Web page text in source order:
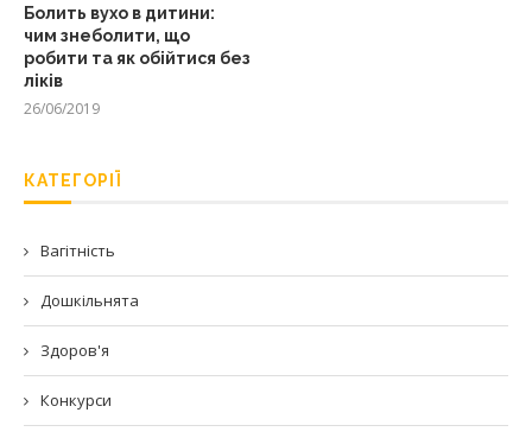
Болить вухо в дитини:
чим знеболити, що
робити та як обійтися без
ліків
26/06/2019
КАТЕГОРІЇ
Вагітність
Дошкільнята
Здоров'я
Конкурси